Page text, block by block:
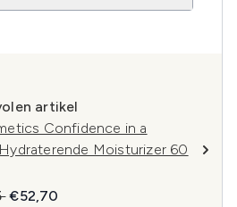
artikel
Confidence in a
Moisturizer 60
Retail Price:
Huidige prijs:
€52,70